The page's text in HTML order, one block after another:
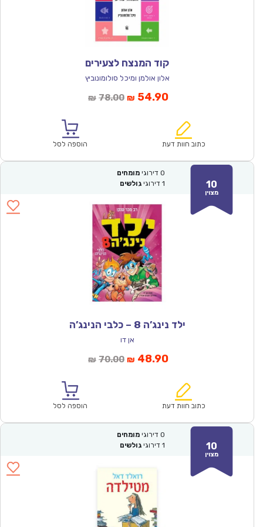
קוד המנצח לצעירים
אלון אולמן ומיכל סולומונוביץ
₪ 78.00המחיר
₪78.00.
₪ 54.90המחיר
הוא:
כתוב חוות דעת הוספה לסל
10
מצוין
0 דירוגי מומחים
1 דירוגי גולשים
ילד נינג’ה 8 – כלבי הנינג’ה
אן דו
₪ 70.00המחיר
₪70.00.
₪ 48.90המחיר
הוא:
כתוב חוות דעת הוספה לסל
10
מצוין
0 דירוגי מומחים
1 דירוגי גולשים